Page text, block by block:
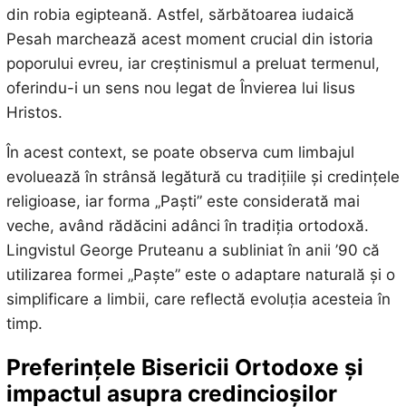
din robia egipteană. Astfel, sărbătoarea iudaică
Pesah marchează acest moment crucial din istoria
poporului evreu, iar creștinismul a preluat termenul,
oferindu-i un sens nou legat de Învierea lui Iisus
Hristos.
În acest context, se poate observa cum limbajul
evoluează în strânsă legătură cu tradițiile și credințele
religioase, iar forma „Paști” este considerată mai
veche, având rădăcini adânci în tradiția ortodoxă.
Lingvistul George Pruteanu a subliniat în anii ’90 că
utilizarea formei „Paște” este o adaptare naturală și o
simplificare a limbii, care reflectă evoluția acesteia în
timp.
Preferințele Bisericii Ortodoxe și
impactul asupra credincioșilor